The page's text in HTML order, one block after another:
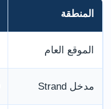
المنطقة
الموقع العام
مدخل Strand